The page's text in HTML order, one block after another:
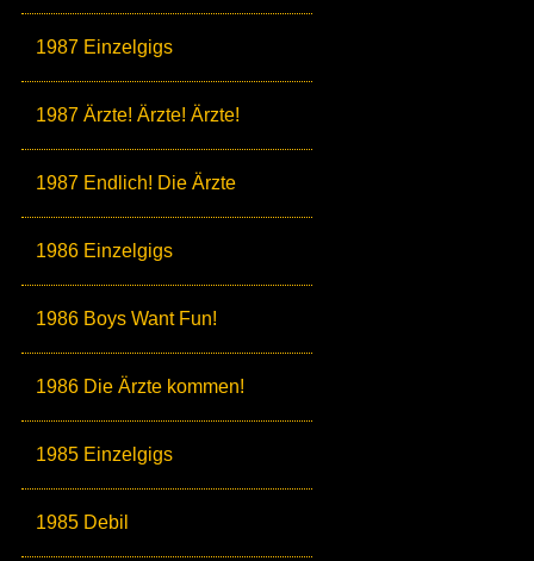
1987 Einzelgigs
1987 Ärzte! Ärzte! Ärzte!
1987 Endlich! Die Ärzte
1986 Einzelgigs
1986 Boys Want Fun!
1986 Die Ärzte kommen!
1985 Einzelgigs
1985 Debil